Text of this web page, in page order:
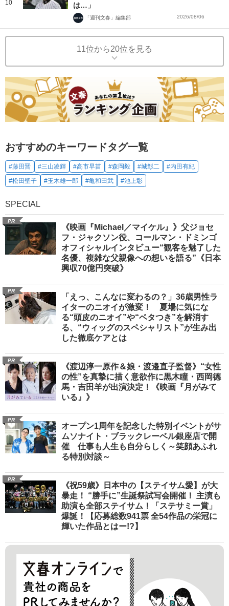
10 は…」
「週刊文春」編集部 2026/08/06
11位から20位を見る
おすすめのキーワードタグ一覧
#藤田晋 #三山凌輝 #高市早苗 #森岡毅 #城彰二
#内田有紀
#松田聖子
#玉木雄一郎 #亀和田武 #池上彰
SPECIAL
PR
《映画『Michael／マイケル』》父ジョセ
フ・ジャクソン役、コールマン・ドミンゴ
オフィシャルインタビュー“観客を魅了した
名優、複雑な父親像への想いを語る”《日本
興収70億円突破》
PR
「えっ、こんなに変わるの？」36歳男性ラ
イターのニオイが激変！ 夏場に気にな
る“頭皮のニオイ”や“ベタつき”を解消す
る、“ウィッグのスペシャリスト”が生み出
した徹底ケアとは
PR
《渡辺淳一原作＆娘・渡邉直子監督》“女性
の性”を真摯に描く意欲作に黒木瞳・西岡德
馬・吉田羊が出演決定！《映画『月がみて
いる』》
PR
オープン1周年を記念した特別イベントがサ
ムソナイト・ブラックレーベル銀座店で開
催 仕事も人生も自分らしく～笑顔あふれ
る特別対談～
PR
《祝59歳》日本中の【ステイサム愛】が大
暴走！ “勝手に”生誕祭試写会開催！ 主演も
助演も全部ステイサム！「ステサミー賞」
爆誕！【応募総数941票 全54作品の栄冠に
輝いた作品とはー!?】